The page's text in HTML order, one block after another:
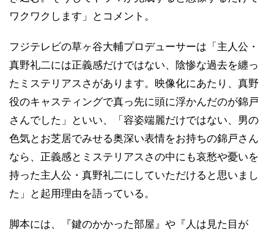
ワクワクします」とコメント。
フジテレビの草ヶ谷大輔プロデューサーは「主人公・
真野礼二には正義感だけではない、陰惨な過去を纏っ
たミステリアスさがあります。映像化にあたり、真野
役のキャスティングで真っ先に頭に浮かんだのが錦戸
さんでした」といい、「容姿端麗だけではない、男の
色気とお芝居でみせる奥深い表情をお持ちの錦戸さん
なら、正義感とミステリアスさの中にも哀愁や憂いを
持った主人公・真野礼二にしていただけると思いまし
た」と起用理由を語っている。
脚本には、『鍵のかかった部屋』や『人は見た目が